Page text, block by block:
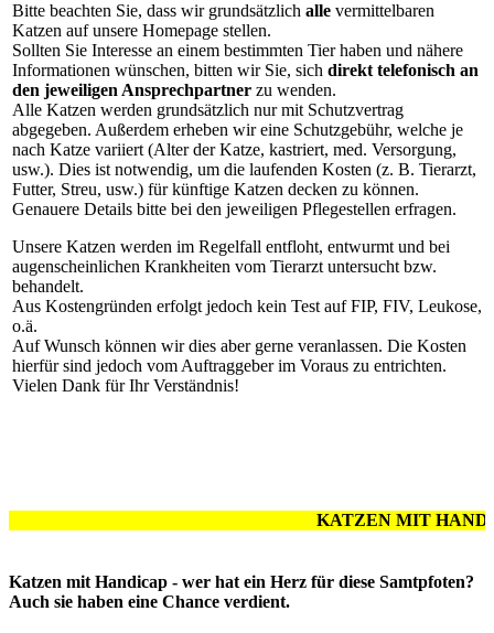
Bitte beachten Sie, dass wir grundsätzlich alle vermittelbaren
Katzen auf unsere Homepage stellen.
Sollten Sie Interesse an einem bestimmten Tier haben und nähere
Informationen wünschen, bitten wir Sie, sich direkt telefonisch an
den jeweiligen Ansprechpartner zu wenden.
Alle Katzen werden grundsätzlich nur mit Schutzvertrag
abgegeben. Außerdem erheben wir eine Schutzgebühr, welche je
nach Katze variiert (Alter der Katze, kastriert, med. Versorgung,
usw.). Dies ist notwendig, um die laufenden Kosten (z. B. Tierarzt,
Futter, Streu, usw.) für künftige Katzen decken zu können.
Genauere Details bitte bei den jeweiligen Pflegestellen erfragen.
Unsere Katzen werden im Regelfall entfloht, entwurmt und bei
augenscheinlichen Krankheiten vom Tierarzt untersucht bzw.
behandelt.
Aus Kostengründen erfolgt jedoch kein Test auf FIP, FIV, Leukose,
o.ä.
Auf Wunsch können wir dies aber gerne veranlassen. Die Kosten
hierfür sind jedoch vom Auftraggeber im Voraus zu entrichten.
Vielen Dank für Ihr Verständnis!
KATZEN MIT
Katzen mit Handicap - wer hat ein Herz für diese Samtpfoten?
Auch sie haben eine Chance verdient.